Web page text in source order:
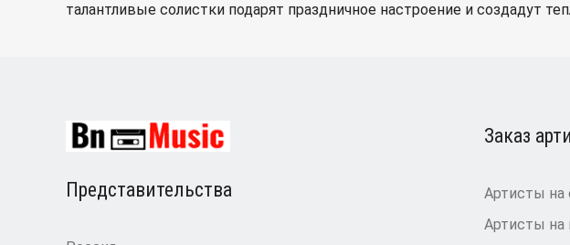
талантливые солистки подарят праздничное настроение и создадут
Представительства
Заказ
Артисты на
Артисты на